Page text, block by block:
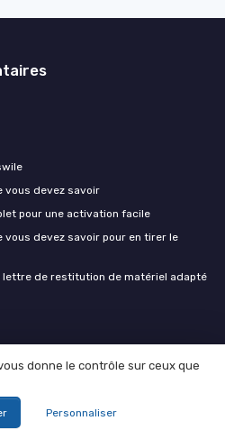
vous devez savoir
pour une activation facile
devez savoir pour en tirer le
lettre de restitution de matériel adapté
d’intervention pour une
d’intervention pour une
donne le contrôle sur ceux que
Personnaliser